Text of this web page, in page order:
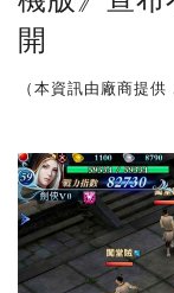
開
（本資訊由廠商提